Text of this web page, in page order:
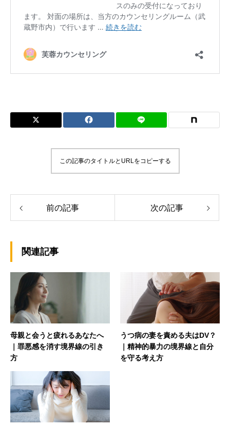
この記事のタイトルとURLをコピーする
前の記事 次の記事
関連記事
母親と会うと疲れるあなたへ
｜罪悪感を消す境界線の引き
方
うつ病の妻を責める夫はDV？
｜精神的暴力の境界線と自分
を守る考え方